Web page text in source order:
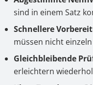
sind in einem Satz
Schnellere
müssen nicht
Gleichbleibende
erleichtern